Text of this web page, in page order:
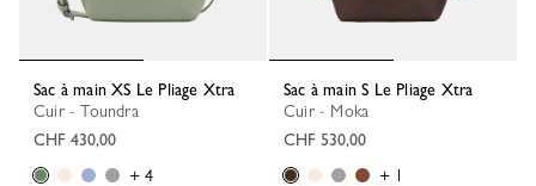
Sac à main XS Le Pliage Xtra
Cuir - Toundra
CHF 430,00
+ 4
Sac à main S Le Pliage Xtra
Cuir - Moka
CHF 530,00
+ 1